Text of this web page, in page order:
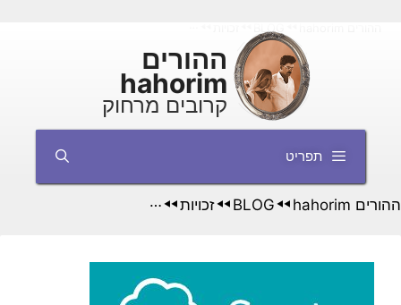
ההורים
hahorim
קרובים מרחוק
תפריט
ההורים hahorim ◄◄
BLOG
◄◄ זכויות ◄◄ מידע על העסקה ישירה